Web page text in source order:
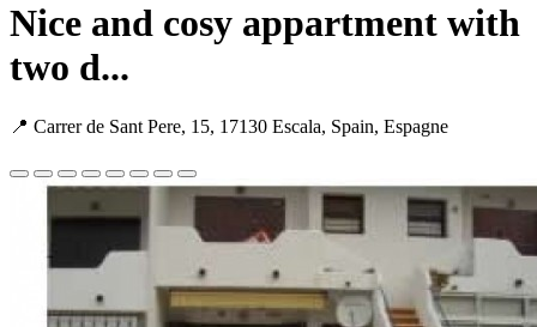
Nice and cosy appartment with
two d...
📍 Carrer de Sant Pere, 15, 17130 Escala, Spain, Espagne